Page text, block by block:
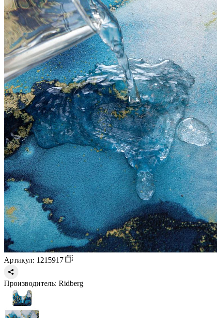
Артикул: 1215917
Производитель: Ridberg